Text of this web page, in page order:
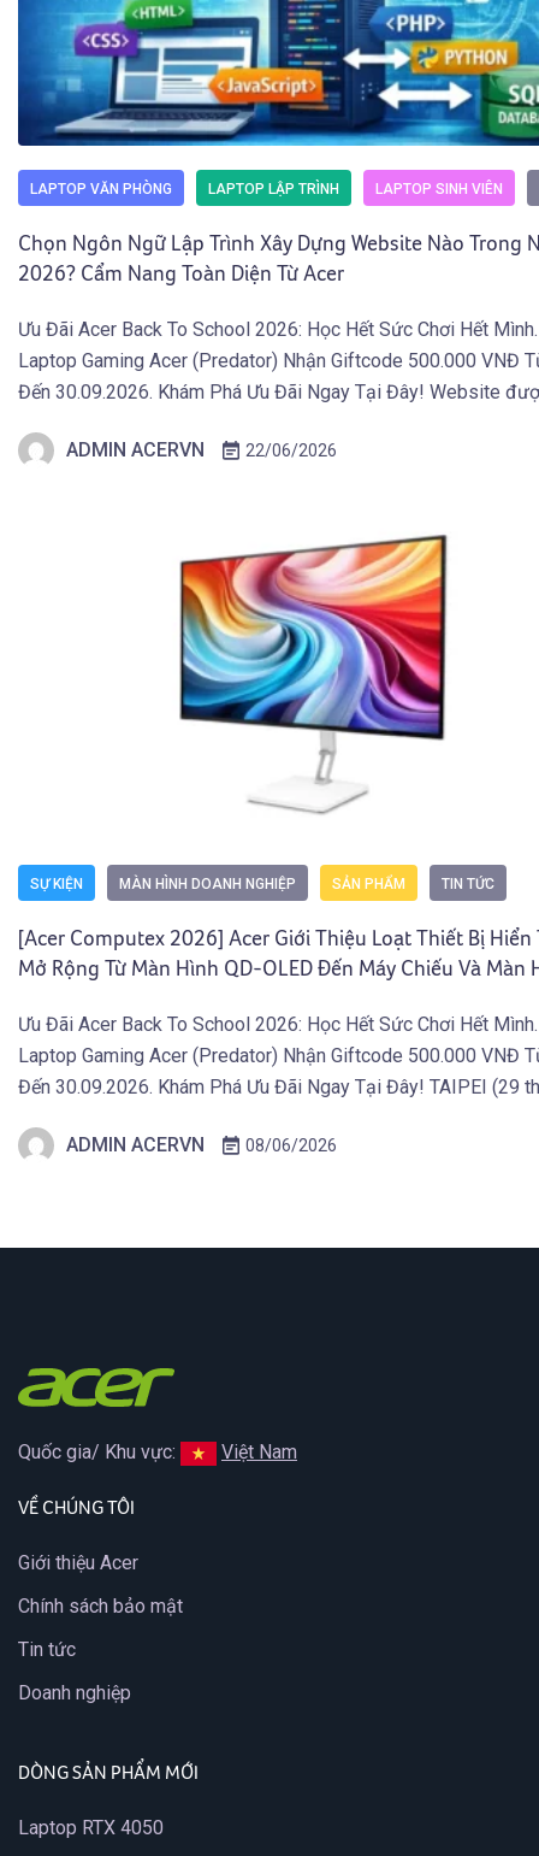
LAPTOP VĂN PHÒNG LAPTOP LẬP TRÌNH LAPTOP SINH VIÊN
Chọn Ngôn Ngữ Lập Trình Xây Dựng Website Nào Trong
2026? Cẩm Nang Toàn Diện Từ Acer
Ưu Đãi Acer Back To School 2026: Học Hết Sức Chơi Hết
Laptop Gaming Acer (Predator) Nhận Giftcode 500.000 VNĐ
Đến 30.09.2026. Khám Phá Ưu Đãi Ngay Tại Đây! Website
đại của năm 2026 […]
ADMIN ACERVN 22/06/2026
SỰ KIỆN MÀN HÌNH DOANH NGHIỆP SẢN PHẨM TIN TỨC
[Acer Computex 2026] Acer Giới Thiệu Loạt Thiết Bị Hiển
Mở Rộng Từ Màn Hình QD-OLED Đến Máy Chiếu Và Màn
Ưu Đãi Acer Back To School 2026: Học Hết Sức Chơi Hết
Laptop Gaming Acer (Predator) Nhận Giftcode 500.000 VNĐ
Đến 30.09.2026. Khám Phá Ưu Đãi Ngay Tại Đây! TAIPEI (29
giải trí và […]
ADMIN ACERVN 08/06/2026
Quốc gia/ Khu vực: Việt Nam
VỀ CHÚNG TÔI
Giới thiệu Acer
Chính sách bảo mật
Tin tức
Doanh nghiệp
DÒNG SẢN PHẨM MỚI
Laptop RTX 4050